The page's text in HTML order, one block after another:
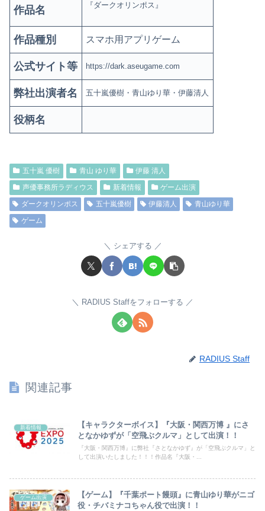
作品名 『ダークオリンポス』
作品種別 スマホ用アプリゲーム
公式サイト等 https://dark.aseugame.com
弊社出演者名 五十嵐優樹・青山ゆり華・伊藤清人
役柄名
五十嵐 優樹 青山 ゆり華
伊藤 清人
声優事務所ラディウス
新着情報
ゲーム出演
ダークオリンポス
五十嵐優樹 伊藤清人
青山ゆり華
ゲーム
シェアする
RADIUS Staffをフォローする
RADIUS Staff
関連記事
新着情報
【キャラクターボイス】『大阪・関西万博 』にさ
となかゆずが「空飛ぶクルマ」として出演！！
『大阪・関西万博』に弊社『さとなかゆず』が「空飛ぶクルマ」と
して出演いたしました！！！作品名『大阪・...
ゲーム出演
【ゲーム】『千葉ポート饅頭』に青山ゆり華がニゴ
役・チバミナコちゃん役で出演！！